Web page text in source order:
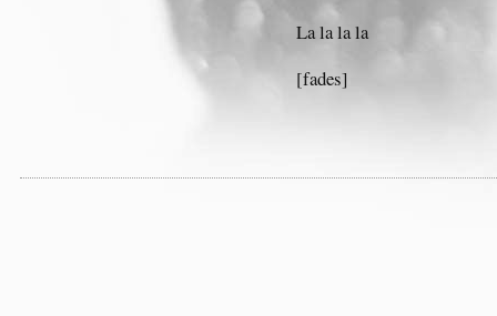
La la la la
[fades]